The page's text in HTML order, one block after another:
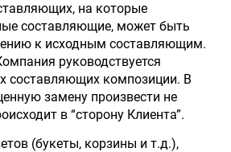
на которые
составляющие, может быть
к исходным составляющим.
руководствуется
составляющих композиции. В
замену произвести не
в “сторону Клиента”.
(букеты, корзины и т.д.),